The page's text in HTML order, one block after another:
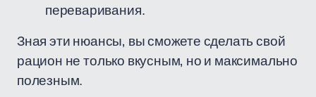
переваривания.
Зная эти нюансы, вы сможете сделать свой
рацион не только вкусным, но и максимально
полезным.